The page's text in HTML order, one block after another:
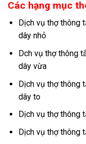
Các hạng mục
Dịch vụ thợ thông
dây nhỏ
Dch vụ thợ thông
dây vừa
Dịch vụ thợ thông
dây to
Dịch vụ thợ thông
Dịch vụ thợ thông